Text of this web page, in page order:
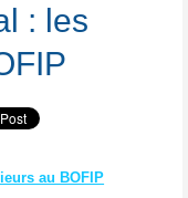
: les
au BOFIP